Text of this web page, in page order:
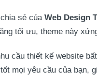
sẻ của Web Design
tối ưu, theme này
cầu thiết kế website
mọi yêu cầu của bạn,